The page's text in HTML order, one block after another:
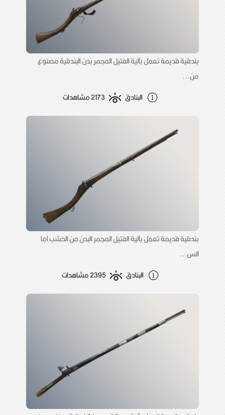
بندقية قديمة تعمل بآلية الفتيل المجمر بدن البندقية مصنوع
من...
البنادق
2173 مشاهدات
بندقية قديمة تعمل بآلية الفتيل المجمر البدن من الخشب اما
الس...
البنادق
2395 مشاهدات